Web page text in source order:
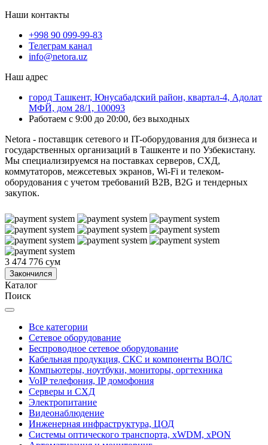
Наши контакты
+998 90 099-99-83
Телеграм канал
info@netora.uz
Наш адрес
город Ташкент, Юнусабадский район, квартал-4, Адолат
МФЙ, дом 28/1, 100093
Работаем с 9:00 до 20:00, без выходных
Netora - поставщик сетевого и IT-оборудования для бизнеса и
государственных организаций в Ташкенте и по Узбекистану.
Мы специализируемся на поставках серверов, СХД,
коммутаторов, межсетевых экранов, Wi-Fi и телеком-
оборудования с учетом требований B2B, B2G и тендерных
закупок.
3 474 776 сум
Закончился
Каталог
Поиск
Все категории
Сетевое оборудование
Беспроводное сетевое оборудование
Кабельная продукция, СКС и компоненты ВОЛС
Компьютеры, ноутбуки, мониторы, оргтехника
VoIP телефония, IP домофония
Серверы и СХД
Электропитание
Видеонаблюдение
Инженерная инфраструктура, ЦОД
Системы оптического транспорта, xWDM, xPON